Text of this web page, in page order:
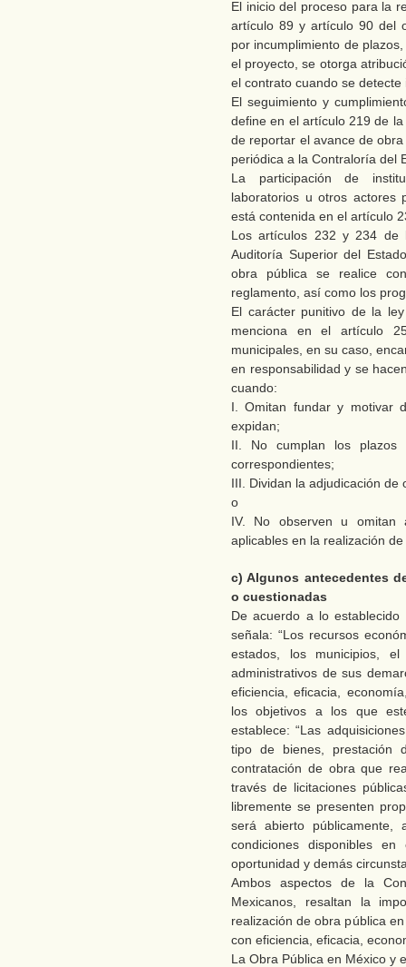
El inicio del proceso para la
artículo 89 y artículo 90 del
por incumplimiento de
el proyecto, se otorga
el contrato cuando se
El seguimiento y
define en el artículo 219 de
de reportar el avance de
periódica a la Contraloría del
La participación de
laboratorios u otros actores
está contenida en el artículo
Los artículos 232 y 234 de
Auditoría Superior del
obra pública se realice
reglamento, así como los
El carácter punitivo de la
menciona en el artículo
municipales, en su caso,
en responsabilidad y se
cuando:
I. Omitan fundar y motivar
expidan;
II. No cumplan los plazos
correspondientes;
III. Dividan la adjudicación
o
IV. No observen u omitan
aplicables en la realización
c) Algunos antecedentes
o cuestionadas
De acuerdo a lo
señala: “Los recursos
estados, los municipios,
administrativos de sus
eficiencia, eficacia,
los objetivos a los que
establece: “Las
tipo de bienes, prestación
contratación de obra que
través de licitaciones
libremente se presenten
será abierto
condiciones disponibles
oportunidad y demás
Ambos aspectos de la
Mexicanos, resaltan la
realización de obra pública
con eficiencia, eficacia,
La Obra Pública en México y